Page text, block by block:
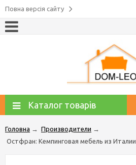
Повна версія сайту
Каталог товарів
Головна → Производители →
Остфран: Кемпинговая мебель из Италии